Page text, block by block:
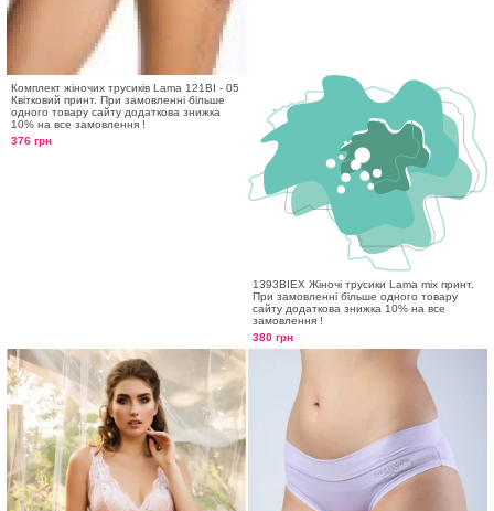
Комплект жіночих трусиків Lama 121BI - 05
Квітковий принт. При замовленні більше
одного товару сайту додаткова знижка
10% на все замовлення !
376 грн
1393BIEX Жіночі трусики Lama mix принт.
При замовленні більше одного товару
сайту додаткова знижка 10% на все
замовлення !
380 грн